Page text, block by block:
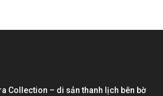
Collection – di sản thanh lịch bên bờ